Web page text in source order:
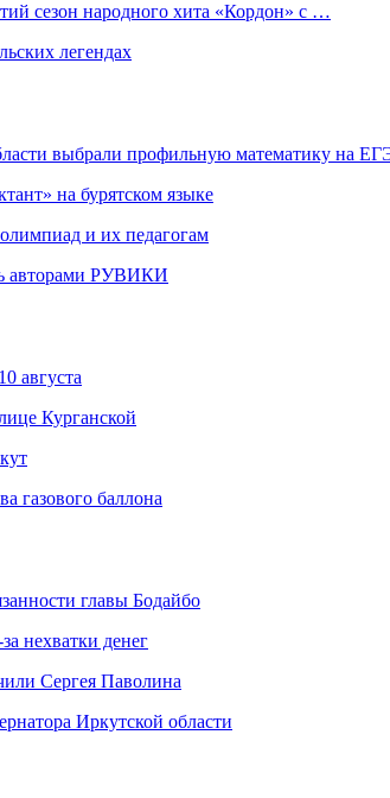
сезон народного хита «Кордон» с …
легендах
выбрали профильную математику на
на бурятском языке
и их педагогам
авторами РУВИКИ
августа
Курганской
газового баллона
главы Бодайбо
нехватки денег
Сергея Паволина
Иркутской области